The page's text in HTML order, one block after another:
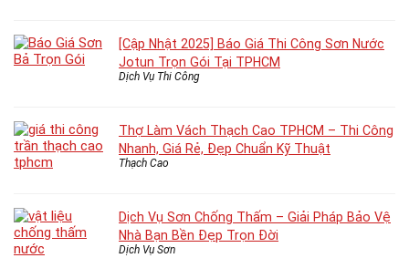
[Cập Nhật 2025] Báo Giá Thi Công Sơn Nước
Jotun Trọn Gói Tại TPHCM
Dịch Vụ Thi Công
Thợ Làm Vách Thạch Cao TPHCM – Thi Công
Nhanh, Giá Rẻ, Đẹp Chuẩn Kỹ Thuật
Thạch Cao
Dịch Vụ Sơn Chống Thấm – Giải Pháp Bảo Vệ
Nhà Bạn Bền Đẹp Trọn Đời
Dịch Vụ Sơn